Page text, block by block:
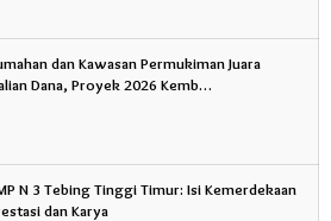
dan Kawasan Permukiman Juara
Dana, Proyek 2026 Kemb…
N 3 Tebing Tinggi Timur: Isi Kemerdekaan
dan Karya